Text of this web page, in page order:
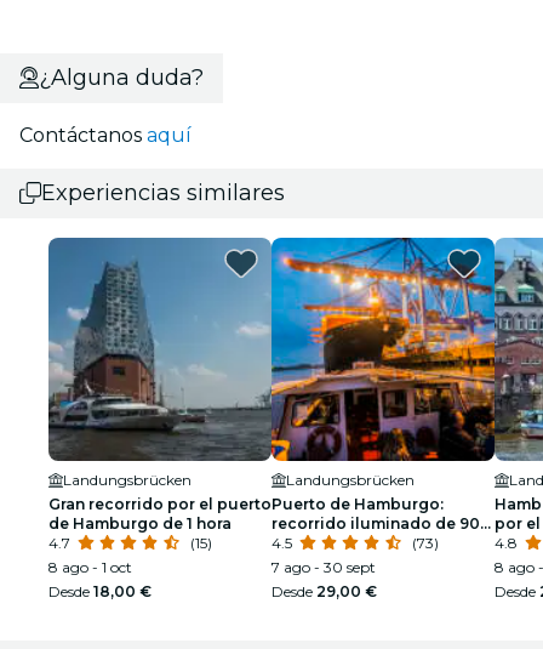
¿Alguna duda?
Contáctanos aquí
Experiencias similares
Landungsbrücken
Gran recorrido por el puerto
de Hamburgo de 1 hora
4.7
(15)
8 ago - 1 oct
Desde 18,00 €
Landungsbrücken
Puerto de Hamburgo:
recorrido iluminado de 90
minutos en alemán
4.5
(73)
7 ago - 30 sept
Desde 29,00 €
por
4.8
8 ago
Desde